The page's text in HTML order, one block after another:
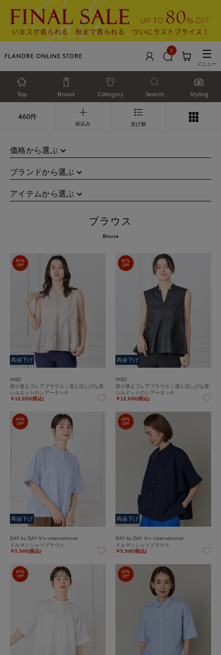
2
メニュー
Top Brand Category Search Styling
460件
絞込み 並び順
価格から選ぶ
ブランドから選ぶ
アイテムから選ぶ
ブラウス
Blouse
50%
OFF
再値下げ
INED
切り替えフレアブラウス｜凛と涼しげな美
シルエットのシアータッチ
￥12,650(税込)
50%
OFF
再値下げ
INED
切り替えフレアブラウス｜凛と涼しげな美
シルエットのシアータッチ
￥12,650(税込)
60%
OFF
再値下げ
DAY by DAY It's international
ドルマンシャツブラウス
￥5,940(税込)
60%
OFF
再値下げ
DAY by DAY It's international
ドルマンシャツブラウス
￥5,940(税込)
60%
OFF
60%
OFF